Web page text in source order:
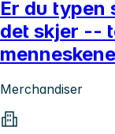
Er du typen
det skjer --
Merchandiser